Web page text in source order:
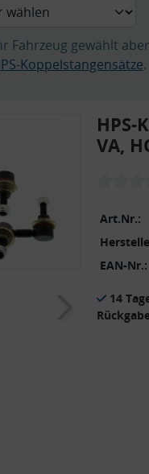
Fahrzeug gewählt
Koppelstangensätze.
VA,
Art.Nr.:
EAN-Nr.:
14